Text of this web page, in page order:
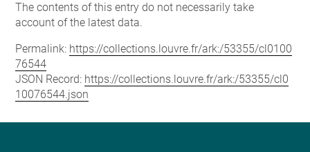
The contents of this entry do not necessarily take
account of the latest data.
Permalink: https://collections.louvre.fr/ark:/53355/cl0100
76544
JSON Record: https://collections.louvre.fr/ark:/53355/cl0
10076544.json